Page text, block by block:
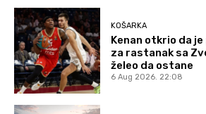
KOŠARKA
Kenan otkrio da
za rastanak sa
želeo da ostane
6 Aug 2026. 22:08